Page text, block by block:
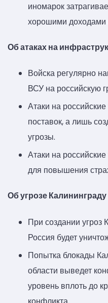
иномарок
хорошими доходами
Об атаках на
Войска регулярно
ВСУ на российскую
Атаки на
поставок, а лишь
угрозы.
Атаки на
для повышения
Об угрозе Калининграду
При создании угроз
Россия будет
Попытка блокады
области выведет
уровень вплоть до